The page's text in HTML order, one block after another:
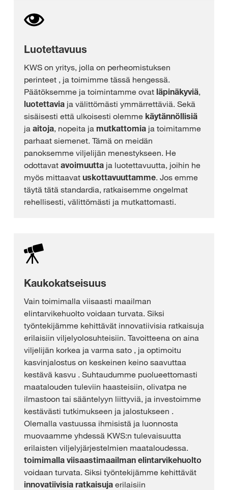
Luotettavuus
KWS on yritys, jolla on perheomistuksen
perinteet , ja toimimme tässä hengessä.
Päätöksemme ja toimintamme ovat läpinäkyviä,
luotettavia ja välittömästi ymmärrettäviä. Sekä
sisäisesti että ulkoisesti olemme käytännöllisiä
ja aitoja, nopeita ja mutkattomia ja toimitamme
parhaat siemenet. Tämä on meidän
panoksemme viljelijän menestykseen. He
odottavat avoimuutta ja luotettavuutta, joihin he
myös mittaavat uskottavuuttamme. Jos emme
täytä tätä standardia, ratkaisemme ongelmat
rehellisesti, välittömästi ja mutkattomasti.
Kaukokatseisuus
Vain toimimalla viisaasti maailman
elintarvikehuolto voidaan turvata. Siksi
työntekijämme kehittävät innovatiivisia ratkaisuja
erilaisiin viljelyolosuhteisiin. Tavoitteena on aina
viljelijän korkea ja varma sato , ja optimoitu
kasvinjalostus on keskeinen keino saavuttaa
kestävä kasvu . Suhtaudumme puolueettomasti
maatalouden tuleviin haasteisiin, olivatpa ne
ilmastoon tai sääntelyyn liittyviä, ja investoimme
kestävästi tutkimukseen ja jalostukseen .
Olemalla vastuussa ihmisistä ja luonnosta
muovaamme yhdessä KWS:n tulevaisuutta
erilaisten viljelyjärjestelmien maataloudessa.
toimimalla viisaastimaailman elintarvikehuolto
voidaan turvata. Siksi työntekijämme kehittävät
innovatiivisia ratkaisuja erilaisiin